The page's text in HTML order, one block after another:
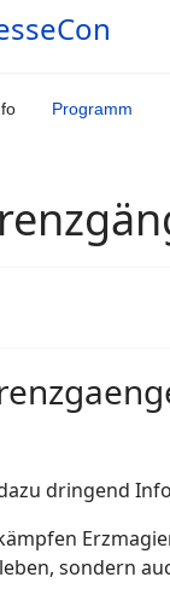
Programm
dringend
sondern